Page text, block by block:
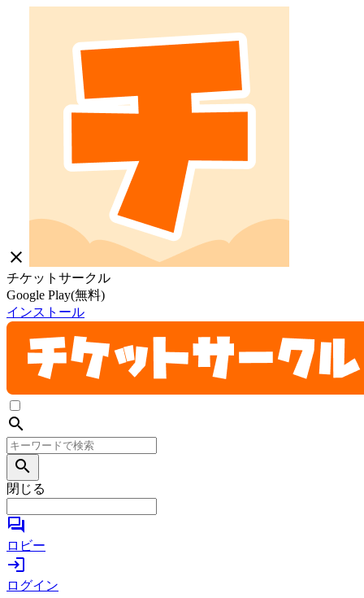
close
チケットサークル
Google Play(無料)
インストール
search
search
閉じる
forum
ロビー
login
ログイン